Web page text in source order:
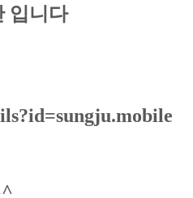
입니다